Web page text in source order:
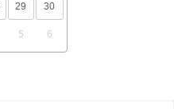
29 30
5 6